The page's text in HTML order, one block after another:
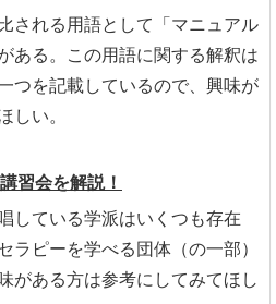
される用語として「マニュアル
ある。この用語に関する解釈は
つを記載しているので、興味が
しい。
習会を解説！
している学派はいくつも存在
ラピーを学べる団体（の一部）
がある方は参考にしてみてほし